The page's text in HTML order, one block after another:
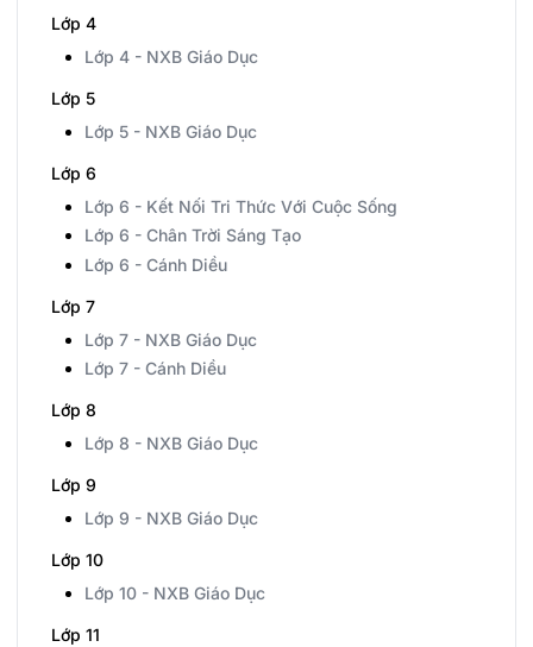
Lớp 4
Lớp 4 - NXB Giáo Dục
Lớp 5
Lớp 5 - NXB Giáo Dục
Lớp 6
Lớp 6 - Kết Nối Tri Thức Với Cuộc Sống
Lớp 6 - Chân Trời Sáng Tạo
Lớp 6 - Cánh Diều
Lớp 7
Lớp 7 - NXB Giáo Dục
Lớp 7 - Cánh Diều
Lớp 8
Lớp 8 - NXB Giáo Dục
Lớp 9
Lớp 9 - NXB Giáo Dục
Lớp 10
Lớp 10 - NXB Giáo Dục
Lớp 11